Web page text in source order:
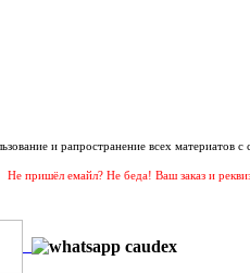
и рапространение всех материатов
Не пришёл емайл? Не беда! Ваш заказ и